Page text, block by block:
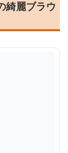
綺麗ブラウ